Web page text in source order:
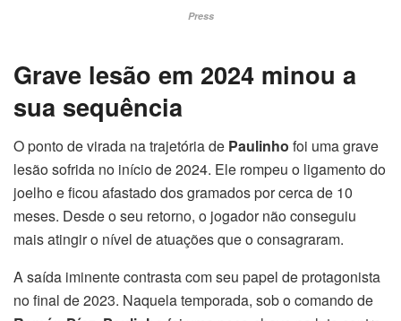
Press
Grave lesão em 2024 minou a
sua sequência
O ponto de virada na trajetória de Paulinho foi uma grave
lesão sofrida no início de 2024. Ele rompeu o ligamento do
joelho e ficou afastado dos gramados por cerca de 10
meses. Desde o seu retorno, o jogador não conseguiu
mais atingir o nível de atuações que o consagraram.
A saída iminente contrasta com seu papel de protagonista
no final de 2023. Naquela temporada, sob o comando de